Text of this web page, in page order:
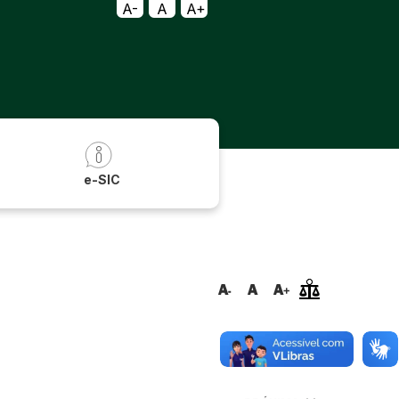
A- A
A+
e-SIC